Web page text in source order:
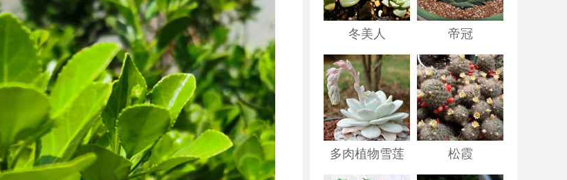
冬美人 帝冠
多肉植物雪莲 松霞